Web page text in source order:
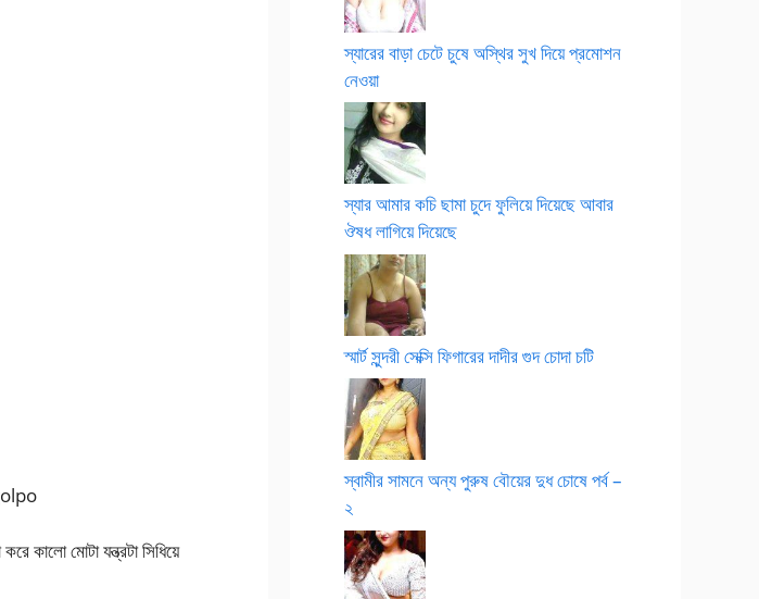
কালো মোটা যন্ত্রটা সিধিয়ে
স্যারের বাড়া চেটে চুষে অস্থির সুখ দিয়ে প্রমোশন
নেওয়া
স্যার আমার কচি ছামা চুদে ফুলিয়ে দিয়েছে আবার
ঔষধ লাগিয়ে দিয়েছে
স্মার্ট সুন্দরী সেক্সি ফিগারের দাদীর গুদ চোদা চটি
স্বামীর সামনে অন্য পুরুষ বৌয়ের দুধ চোষে পর্ব –
২